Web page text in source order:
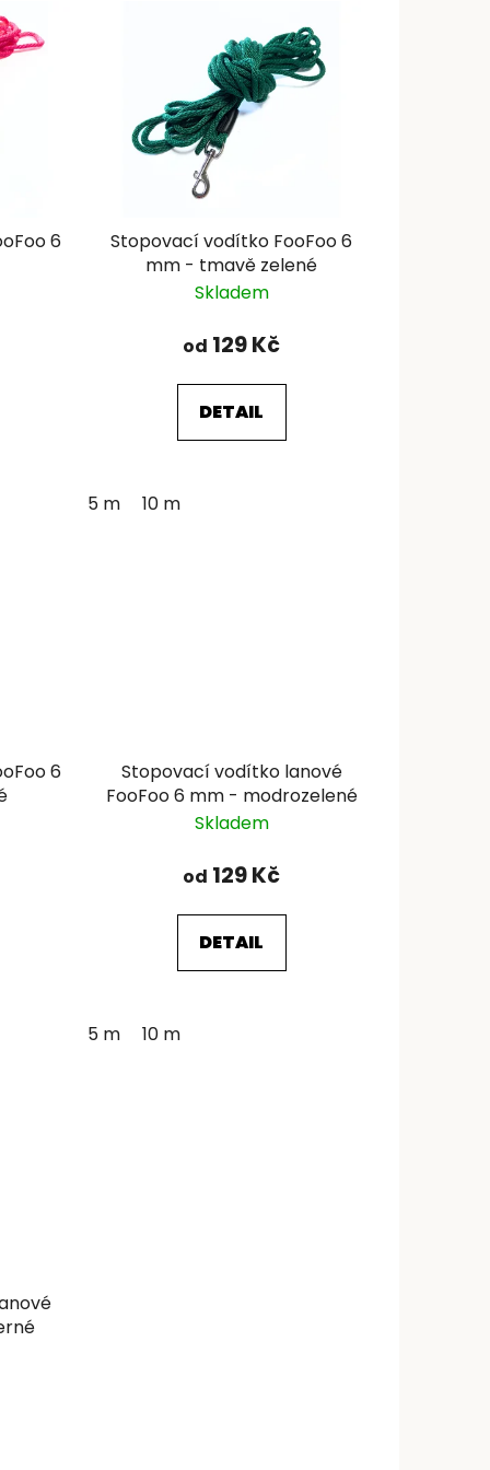
6
Stopovací vodítko FooFoo 6
mm - tmavě zelené
Skladem
od 129 Kč
DETAIL
5 m 10 m
6
Stopovací vodítko lanové
FooFoo 6 mm - modrozelené
Skladem
od 129 Kč
DETAIL
5 m 10 m